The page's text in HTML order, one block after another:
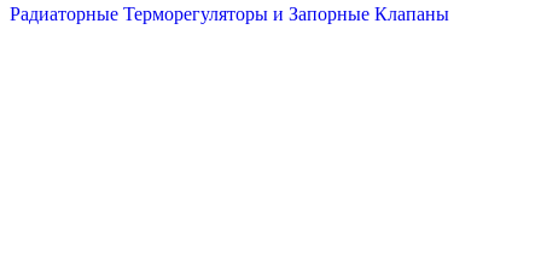
Радиаторные Терморегуляторы и Запорные Клапаны